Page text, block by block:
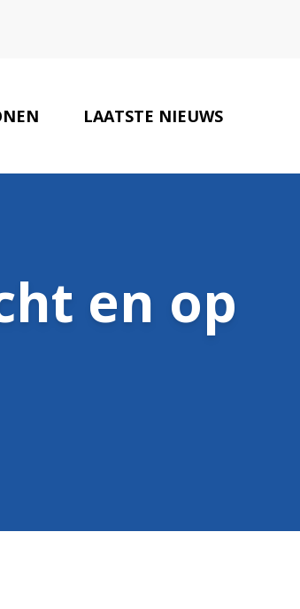
LAATSTE NIEUWS
en op